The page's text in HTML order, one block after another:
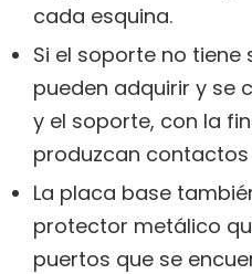
cada esquina.
Si el soporte no tiene
pueden adquirir y se
y el soporte, con la
produzcan
La placa base
protector metálico
puertos que se